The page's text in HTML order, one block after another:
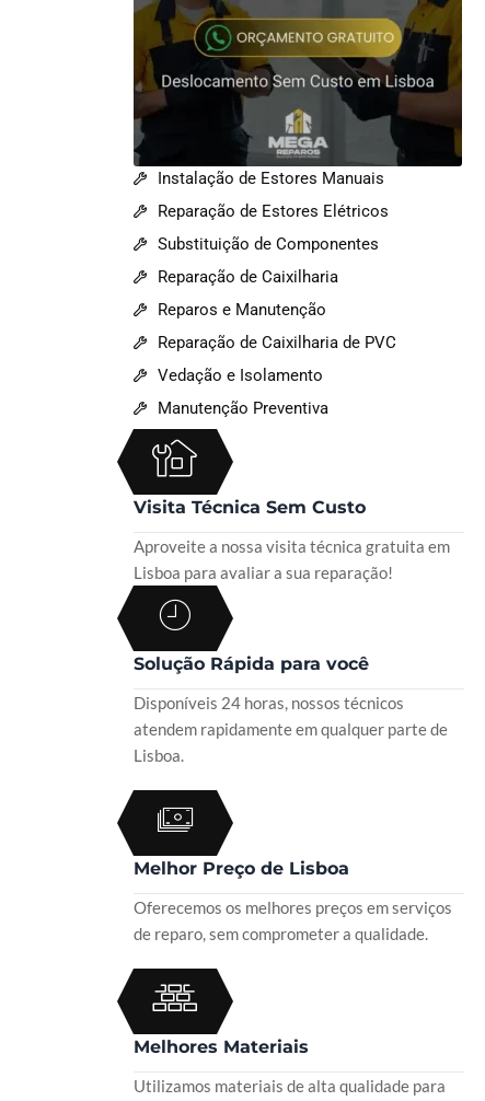
Instalação de Estores Manuais
Reparação de Estores Elétricos
Substituição de Componentes
Reparação de Caixilharia
Reparos e Manutenção
Reparação de Caixilharia de PVC
Vedação e Isolamento
Manutenção Preventiva
Visita Técnica Sem Custo
Aproveite a nossa visita técnica gratuita em
Lisboa para avaliar a sua reparação!
Solução Rápida para você
Disponíveis 24 horas, nossos técnicos
atendem rapidamente em qualquer parte de
Lisboa.
Melhor Preço de Lisboa
Oferecemos os melhores preços em serviços
de reparo, sem comprometer a qualidade.
Melhores Materiais
Utilizamos materiais de alta qualidade para